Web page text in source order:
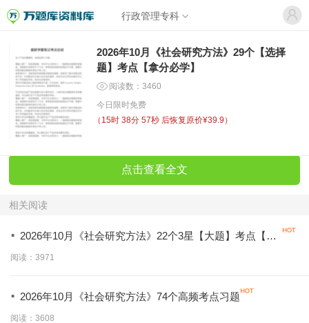
行政管理专科
2026年10月《社会研究方法》29个【选择
题】考点【拿分必学】
阅读数：3460
今日限时免费
（ 15时 38分 57秒 后恢复原价¥39.9）
点击查看全文
相关阅读
· 2026年10月《社会研究方法》22个3星【大题】考点【拿
分必背】
阅读：3971
· 2026年10月《社会研究方法》74个高频考点习题
阅读：3608